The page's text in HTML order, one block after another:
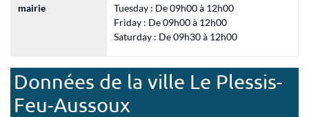
mairie
Tuesday : De 09h00 à 12h00
Friday : De 09h00 à 12h00
Saturday : De 09h30 à 12h00
Données de la ville Le Plessis-
Feu-Aussoux